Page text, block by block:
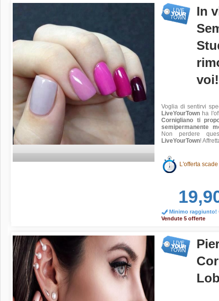
In
voi!
Voglia di sentirvi
LiveYourTown ha
Cornigliano ti
semipermanente
Non perdere
LiveYourTown!
L'offerta
Minimo raggiunto!
Vendute 5 offerte